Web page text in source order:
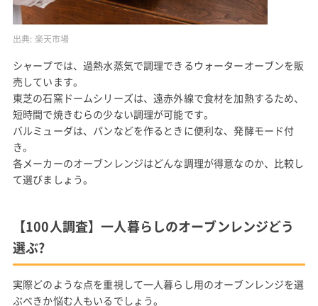
出典: 楽天市場
シャープでは、過熱水蒸気で調理できるウォーターオーブンを販
売しています。
東芝の石窯ドームシリーズは、遠赤外線で食材を加熱するため、
短時間で焼きむらの少ない調理が可能です。
バルミューダは、パンなどを作るときに便利な、発酵モード付
き。
各メーカーのオーブンレンジはどんな調理が得意なのか、比較し
て選びましょう。
【100人調査】一人暮らしのオーブンレンジどう
選ぶ?
実際どのような点を重視して一人暮らし用のオーブンレンジを選
ぶべきか悩む人もいるでしょう。